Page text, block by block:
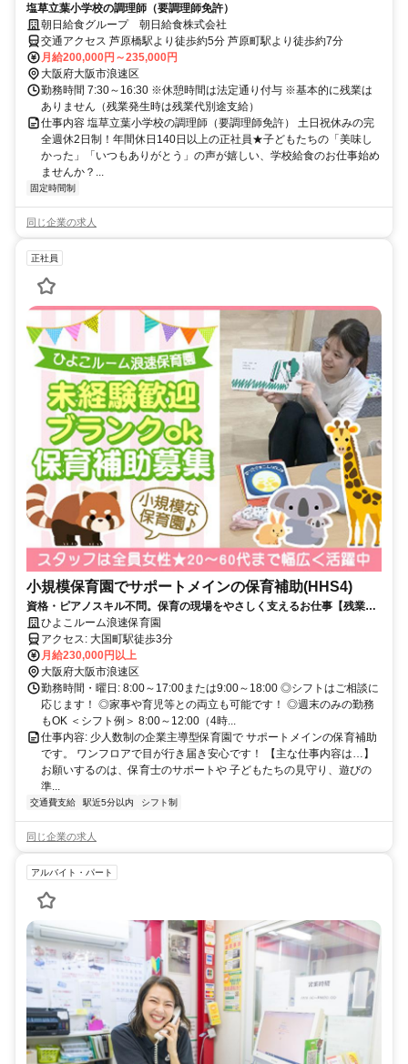
塩草立葉小学校の調理師（要調理師免許）
朝日給食グループ 朝日給食株式会社
交通アクセス 芦原橋駅より徒歩約5分 芦原町駅より徒歩約7分
月給200,000円～235,000円
大阪府大阪市浪速区
勤務時間 7:30～16:30 ※休憩時間は法定通り付与 ※基本的に残業は
ありません（残業発生時は残業代別途支給）
仕事内容 塩草立葉小学校の調理師（要調理師免許） 土日祝休みの完
全週休2日制！年間休日140日以上の正社員★子どもたちの「美味し
かった」「いつもありがとう」の声が嬉しい、学校給食のお仕事始め
ませんか？...
固定時間制
同じ企業の求人
正社員
小規模保育園でサポートメインの保育補助(HHS4)
資格・ピアノスキル不問。保育の現場をやさしく支えるお仕事【残業な
し】【勤務開始自由】【長期休暇OK】【有給取得率100%】スタッフ全
員女性！20～60代の様々な年齢層の方が活躍中
ひよこルーム浪速保育園
アクセス: 大国町駅徒歩3分
月給230,000円以上
大阪府大阪市浪速区
勤務時間・曜日: 8:00～17:00または9:00～18:00 ◎シフトはご相談に
応じます！ ◎家事や育児等との両立も可能です！ ◎週末のみの勤務
もOK ＜シフト例＞ 8:00～12:00（4時...
仕事内容: 少人数制の企業主導型保育園で サポートメインの保育補助
です。 ワンフロアで目が行き届き安心です！ 【主な仕事内容は…】
お願いするのは、保育士のサポートや 子どもたちの見守り、遊びの
準...
交通費支給 駅近5分以内 シフト制
同じ企業の求人
アルバイト・パート